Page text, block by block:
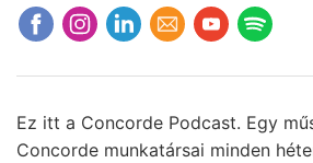
Ez itt a Concorde Podcast. Egy
Concorde munkatársai minden